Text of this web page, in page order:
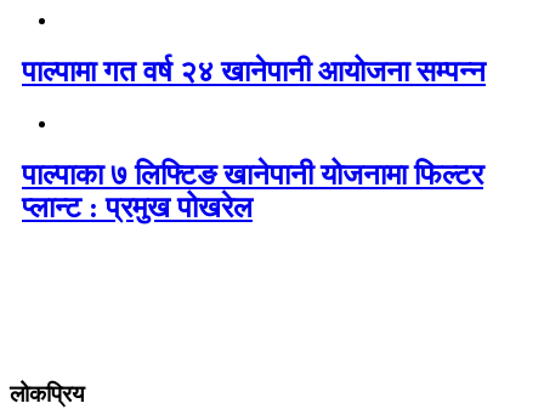
पाल्पामा गत वर्ष २४ खानेपानी आयोजना सम्पन्न
पाल्पाका ७ लिफ्टिङ खानेपानी योजनामा फिल्टर
प्लान्ट : प्रमुख पोखरेल
लोकप्रिय